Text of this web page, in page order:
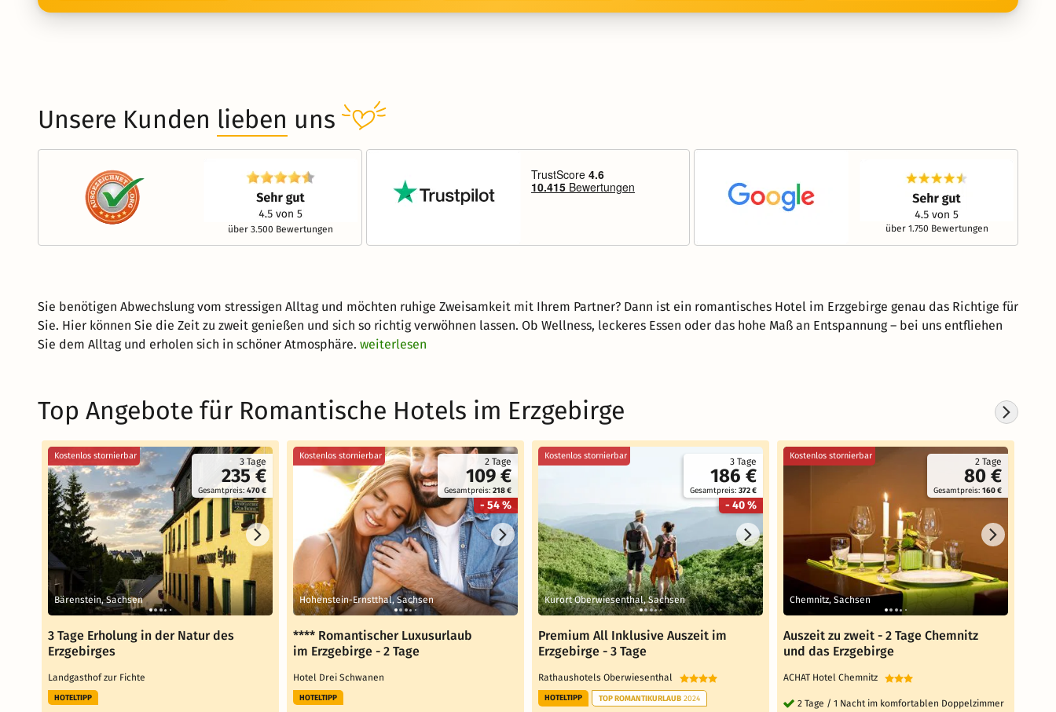
Unsere Kunden lieben uns
über 3.500 Bewertungen über 1.750 Bewertungen
Sie benötigen Abwechslung vom stressigen Alltag und möchten ruhige Zweisamkeit mit Ihrem Partner? Dann ist ein romantisches Hotel im Erzgebirge genau das Richtige für
Sie. Hier können Sie die Zeit zu zweit genießen und sich so richtig verwöhnen lassen. Ob Wellness, leckeres Essen oder das hohe Maß an Entspannung – bei uns entfliehen
Sie dem Alltag und erholen sich in schöner Atmosphäre. weiterlesen
Top Angebote für Romantische Hotels im Erzgebirge
3 Tage
235 €
Gesamtpreis: 470 €
Kostenlos stornierbar
Bärenstein, Sachsen
3 Tage Erholung in der Natur des
Erzgebirges
Landgasthof zur Fichte
HOTELTIPP
2 Tage
109 €
Gesamtpreis: 218 €
- 54 %
Kostenlos stornierbar
Hohenstein-Ernstthal, Sachsen
**** Romantischer Luxusurlaub
im Erzgebirge - 2 Tage
Hotel Drei Schwanen
HOTELTIPP
3 Tage
186 €
Gesamtpreis: 372 €
- 40 %
Kostenlos stornierbar
Kurort Oberwiesenthal, Sachsen
Premium All Inklusive Auszeit im
Erzgebirge - 3 Tage
Rathaushotels Oberwiesenthal
HOTELTIPP TOP ROMANTIKURLAUB 2024
2 Tage
80 €
Gesamtpreis: 160 €
Kostenlos stornierbar
Chemnitz, Sachsen
Auszeit zu zweit - 2 Tage Chemnitz
und das Erzgebirge
ACHAT Hotel Chemnitz
2 Tage / 1 Nacht im komfortablen Doppelzimmer